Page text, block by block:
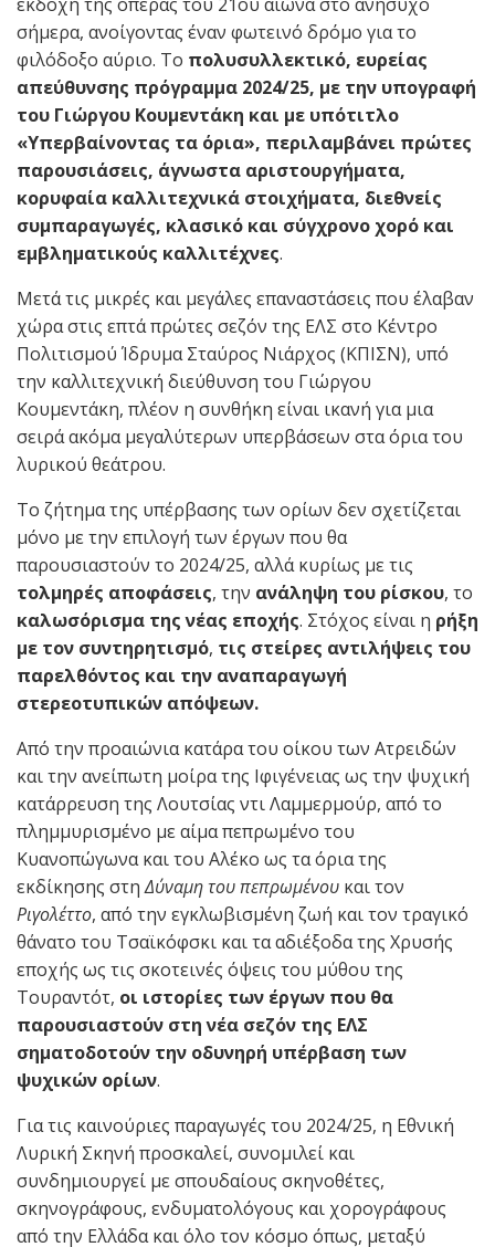
σήμερα, ανοίγοντας έναν φωτεινό δρόμο για το
φιλόδοξο αύριο. Το πολυσυλλεκτικό, ευρείας
απεύθυνσης πρόγραμμα 2024/25, με την υπογραφή
του Γιώργου Κουμεντάκη και με υπότιτλο
«Υπερβαίνοντας τα όρια», περιλαμβάνει πρώτες
παρουσιάσεις, άγνωστα αριστουργήματα,
κορυφαία καλλιτεχνικά στοιχήματα, διεθνείς
συμπαραγωγές, κλασικό και σύγχρονο χορό και
εμβληματικούς καλλιτέχνες.
Μετά τις μικρές και μεγάλες επαναστάσεις που έλαβαν
χώρα στις επτά πρώτες σεζόν της ΕΛΣ στο Κέντρο
Πολιτισμού Ίδρυμα Σταύρος Νιάρχος (ΚΠΙΣΝ), υπό
την καλλιτεχνική διεύθυνση του Γιώργου
Κουμεντάκη, πλέον η συνθήκη είναι ικανή για μια
σειρά ακόμα μεγαλύτερων υπερβάσεων στα όρια του
λυρικού θεάτρου.
Το ζήτημα της υπέρβασης των ορίων δεν σχετίζεται
μόνο με την επιλογή των έργων που θα
παρουσιαστούν το 2024/25, αλλά κυρίως με τις
τολμηρές αποφάσεις, την ανάληψη του ρίσκου, το
καλωσόρισμα της νέας εποχής. Στόχος είναι η ρήξη
με τον συντηρητισμό, τις στείρες αντιλήψεις του
παρελθόντος και την αναπαραγωγή
στερεοτυπικών απόψεων.
Από την προαιώνια κατάρα του οίκου των Ατρειδών
και την ανείπωτη μοίρα της Ιφιγένειας ως την ψυχική
κατάρρευση της Λουτσίας ντι Λαμμερμούρ, από το
πλημμυρισμένο με αίμα πεπρωμένο του
Κυανοπώγωνα και του Αλέκο ως τα όρια της
εκδίκησης στηΔύναμη του πεπρωμένου και τον
Ριγολέττο, από την εγκλωβισμένη ζωή και τον τραγικό
θάνατο του Τσαϊκόφσκι και τα αδιέξοδα της Χρυσής
εποχής ως τις σκοτεινές όψεις του μύθου της
Τουραντότ, οι ιστορίες των έργων που θα
παρουσιαστούν στη νέα σεζόν της ΕΛΣ
σηματοδοτούν την οδυνηρή υπέρβαση των
ψυχικών ορίων.
Για τις καινούριες παραγωγές του 2024/25, η Εθνική
Λυρική Σκηνή προσκαλεί, συνομιλεί και
συνδημιουργεί με σπουδαίους σκηνοθέτες,
σκηνογράφους, ενδυματολόγους και χορογράφους
από την Ελλάδα και όλο τον κόσμο όπως, μεταξύ